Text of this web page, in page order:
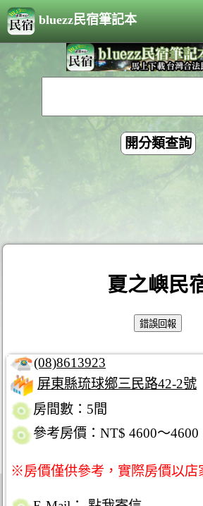
bluezz民宿筆記本
開分類查詢
夏之嶼民
(08)8613923
屏東縣琉球鄉三民路42-2號
房間數：5間
參考房價：NT$ 4600～4600
※房價僅供參考，實際房價以